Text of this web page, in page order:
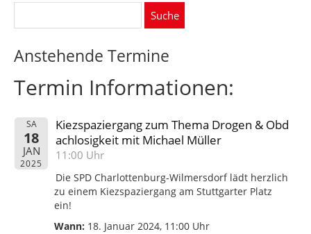
Anstehende Termine
Termin Informationen:
SA
18
JAN
2025
Kiezspaziergang zum Thema Drogen & Obd
achlosigkeit mit Michael Müller
11:00 Uhr
Die SPD Charlottenburg-Wilmersdorf lädt herzlich
zu einem Kiezspaziergang am Stuttgarter Platz
ein!
Wann: 18. Januar 2024, 11:00 Uhr